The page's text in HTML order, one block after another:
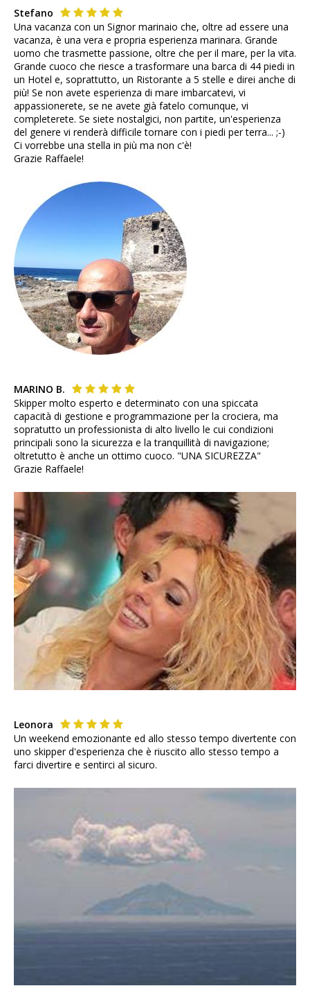
Stefano
Una vacanza con un Signor marinaio che, oltre ad essere una
vacanza, è una vera e propria esperienza marinara. Grande
uomo che trasmette passione, oltre che per il mare, per la vita.
Grande cuoco che riesce a trasformare una barca di 44 piedi in
un Hotel e, soprattutto, un Ristorante a 5 stelle e direi anche di
più! Se non avete esperienza di mare imbarcatevi, vi
appassionerete, se ne avete già fatelo comunque, vi
completerete. Se siete nostalgici, non partite, un'esperienza
del genere vi renderà difficile tornare con i piedi per terra... ;-)
Ci vorrebbe una stella in più ma non c'è!
Grazie Raffaele!
MARINO B.
Skipper molto esperto e determinato con una spiccata
capacità di gestione e programmazione per la crociera, ma
sopratutto un professionista di alto livello le cui condizioni
principali sono la sicurezza e la tranquillità di navigazione;
oltretutto è anche un ottimo cuoco. "UNA SICUREZZA"
Grazie Raffaele!
Leonora
Un weekend emozionante ed allo stesso tempo divertente con
uno skipper d'esperienza che è riuscito allo stesso tempo a
farci divertire e sentirci al sicuro.